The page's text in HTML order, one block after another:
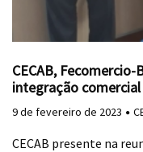
CECAB,
integração comercial
9 de fevereiro de 2023
CECAB presente na